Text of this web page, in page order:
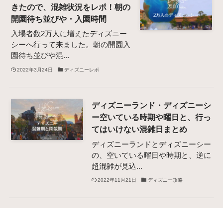
きたので、混雑状況をレポ！朝の
開園待ち並びや・入園時間
入場者数2万人に増えたディズニー
シーへ行って来ました。朝の開園入
園待ち並びや混...
2022年3月24日 ディズニーレポ
ディズニーランド・ディズニーシ
ー空いている時期や曜日と、行っ
てはいけない混雑日まとめ
ディズニーランドとディズニーシー
の、空いている曜日や時期と、逆に
超混雑が見込...
2022年11月21日 ディズニー攻略